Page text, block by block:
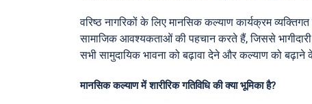
वरिष्ठ नागरिकों के लिए मानसिक कल्याण कार्यक्रम
सामाजिक आवश्यकताओं की पहचान करते हैं, जिससे
सभी सामुदायिक भावना को बढ़ावा देने और कल्याण को
मानसिक कल्याण में शारीरिक गतिविधि की क्या भूमिका है?